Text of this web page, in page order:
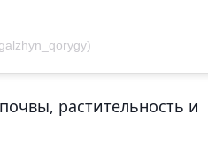
растительность и